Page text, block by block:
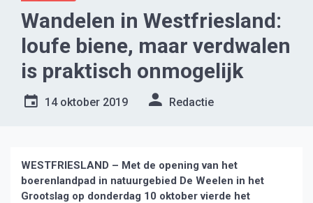
Wandelen in Westfriesland:
loufe biene, maar verdwalen
is praktisch onmogelijk
14 oktober 2019 Redactie
WESTFRIESLAND – Met de opening van het
boerenlandpad in natuurgebied De Weelen in het
Grootslag op donderdag 10 oktober vierde het